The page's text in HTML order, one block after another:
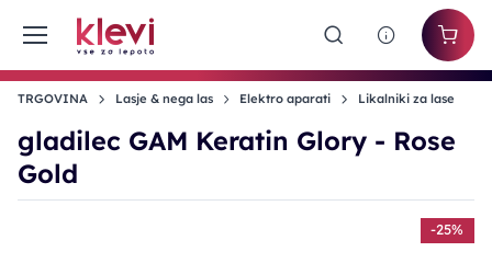
TRGOVINA Lasje & nega las Elektro aparati Likalniki za lase
gladilec GAM Keratin Glory - Rose
Gold
-25%